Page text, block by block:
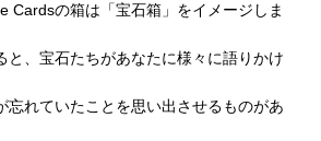
Cardsの箱は「宝石箱」をイメージしま
と、宝石たちがあなたに様々に語りかけ
忘れていたことを思い出させるものがあ